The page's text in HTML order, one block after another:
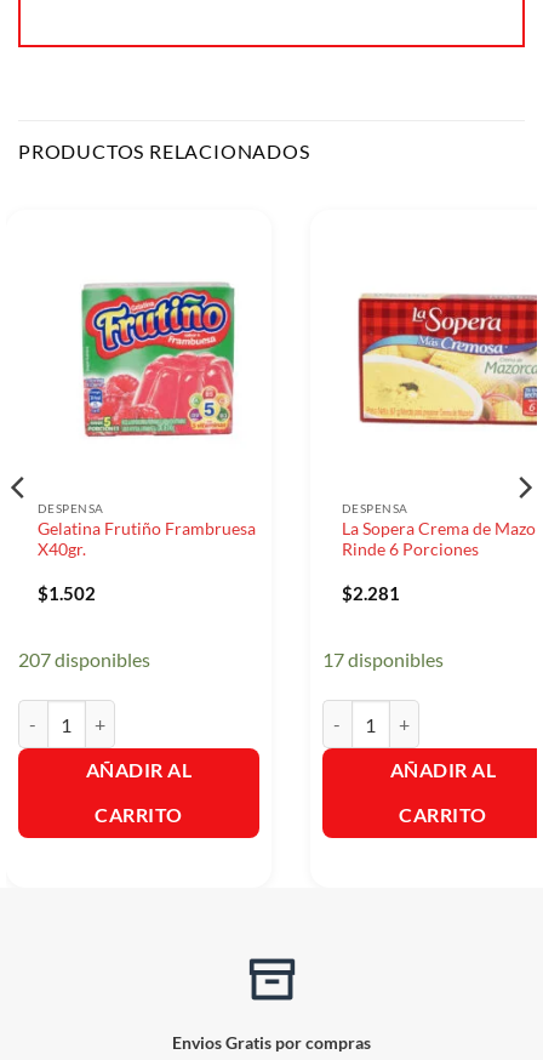
PRODUCTOS RELACIONADOS
DESPENSA
Gelatina Frutiño Frambruesa
X40gr.
$1.502
207 disponibles
AÑADIR AL
CARRITO
DESPENSA
La Sopera Crema de
Rinde 6 Porciones
$2.281
17 disponibles
AÑADIR AL
CARRITO
Envios Gratis por compras